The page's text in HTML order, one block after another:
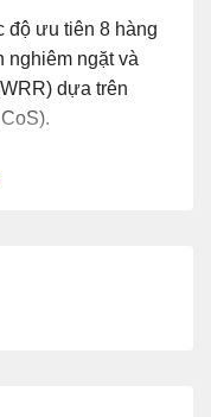
độ ưu tiên 8 hàng
nghiêm ngặt và
dựa trên
công nghệ băng